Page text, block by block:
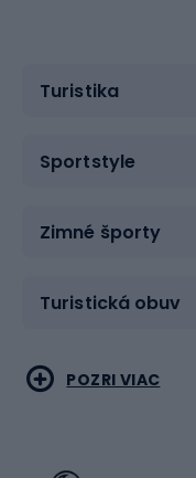
Turistika
Sportstyle
Zimné športy
Turistická obuv
Vodné športy
Bojové umenia
POZRI VIAC